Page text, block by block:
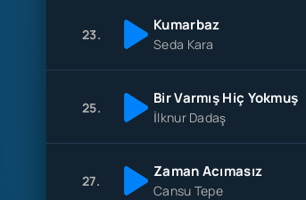
23. Kumarbaz
Seda Kara
25. Bir Varmış Hiç Yokmuş
İlknur Dadaş
27. Zaman Acımasız
Cansu Tepe